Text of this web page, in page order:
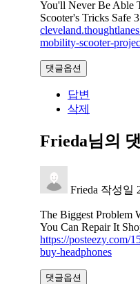
You'll Never Be Able
Scooter's Tricks Safe
mobility-scooter-
댓글옵션
답변
삭제
Frieda님의
Frieda 작성일
The Biggest Problem
You Can Repair It
https://posteezy.com/
buy-headphones
댓글옵션